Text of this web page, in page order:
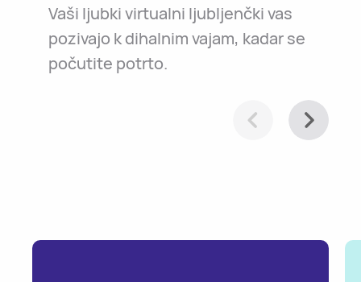
Vaši ljubki virtualni ljubljenčki vas
pozivajo k dihalnim vajam, kadar se
počutite potrto.